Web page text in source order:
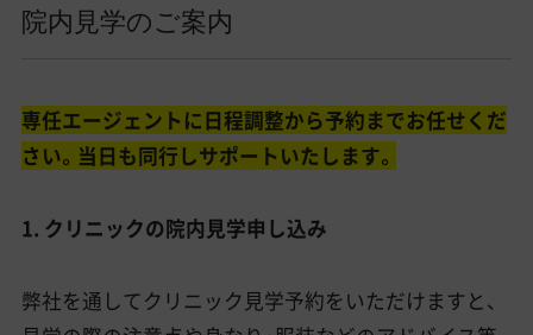
院内見学のご案内
専任エージェントに日程調整から予約までお任せくだ
さい。当日も同行しサポートいたします。
1. クリニックの院内見学申し込み
弊社を通してクリニック見学予約をいただけますと、